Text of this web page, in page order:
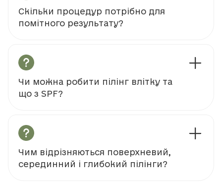
Скільки процедур потрібно для
помітного результату?
Чи можна робити пілінг влітку та
що з SPF?
Чим відрізняються поверхневий,
серединний і глибокий пілінги?